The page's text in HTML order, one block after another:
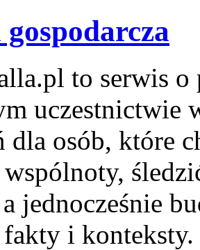
to serwis
uczestnictwie
dla osób, które
jednocześnie
i konteksty.